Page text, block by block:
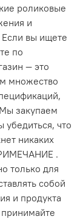
роликовые
и
вы ищете
по
— это
множество
закупаем
что
никаких
.
только для
собой
и продукта